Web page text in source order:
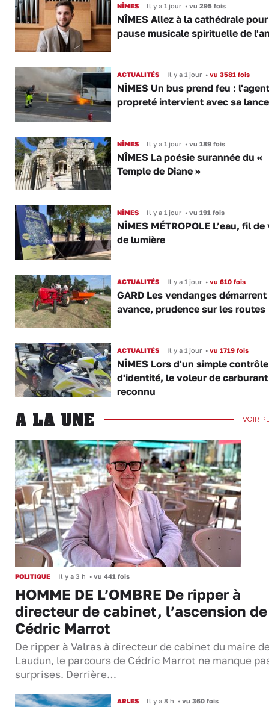
NÎMES Il y a 1 jour •vu 295 fois
NÎMES Allez à la cathédrale
pause musicale spirituelle de
ACTUALITÉS Il y a 1 jour •vu 3581 fois
NÎMES Un bus prend feu :
propreté intervient avec sa lance
NÎMES Il y a 1 jour •vu 189 fois
NÎMES La poésie surannée du «
Temple de Diane »
NÎMES Il y a 1 jour •vu 191 fois
NÎMES MÉTROPOLE L’eau, fil de
de lumière
ACTUALITÉS Il y a 1 jour •vu 610 fois
GARD Les vendanges démarrent
avance, prudence sur les routes
ACTUALITÉS Il y a 1 jour •vu 1719 fois
NÎMES Lors d'un simple contrôle
d'identité, le voleur de
reconnu
A LA UNE VOIR
POLITIQUE Il y a 3 h • vu 441 fois
HOMME DE L’OMBRE De ripper à
directeur de cabinet, l’ascension de
Cédric Marrot
De ripper à Valras à directeur de cabinet du maire
Laudun, le parcours de Cédric Marrot ne manque
surprises. Derrière…
ARLES Il y a 8 h •vu 360 fois